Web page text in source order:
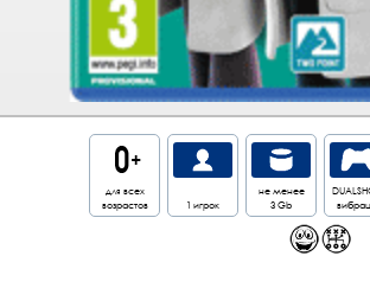
для всех
возрастов
1 игрок
не менее
3 Gb